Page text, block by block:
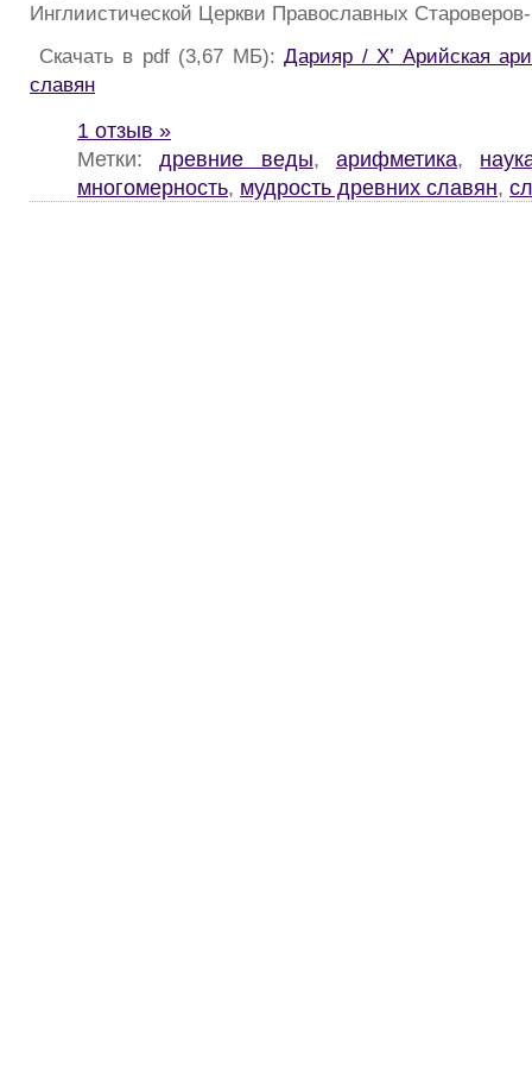
Инглиистической Церкви Православных
Скачать в pdf (3,67 МБ): Дарияр / Х’ Арийская
славян
1 отзыв »
Метки:древние веды,арифметика,
многомерность, мудрость древних славян,